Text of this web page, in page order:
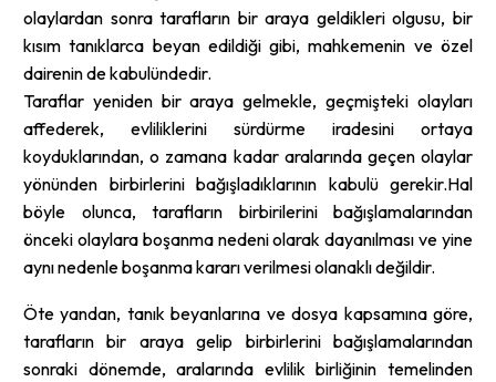
olaylardan sonra tarafların bir araya geldikleri olgusu, bir
kısım tanıklarca beyan edildiği gibi, mahkemenin ve özel
dairenin de kabulündedir.
Taraflar yeniden bir araya gelmekle, geçmişteki olayları
affederek, evliliklerini sürdürme iradesini ortaya
koyduklarından, o zamana kadar aralarında geçen olaylar
yönünden birbirlerini bağışladıklarının kabulü gerekir.Hal
böyle olunca, tarafların birbirilerini bağışlamalarından
önceki olaylara boşanma nedeni olarak dayanılması ve yine
aynı nedenle boşanma kararı verilmesi olanaklı değildir.
Öte yandan, tanık beyanlarına ve dosya kapsamına göre,
tarafların bir araya gelip birbirlerini bağışlamalarından
sonraki dönemde, aralarında evlilik birliğinin temelinden